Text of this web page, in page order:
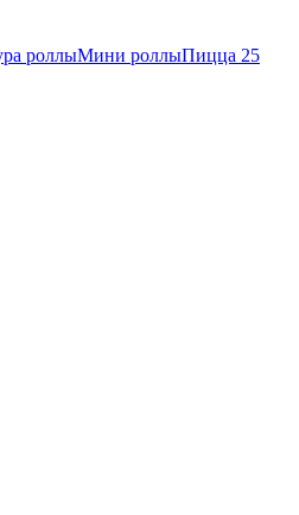
роллыМини роллыПицца 25